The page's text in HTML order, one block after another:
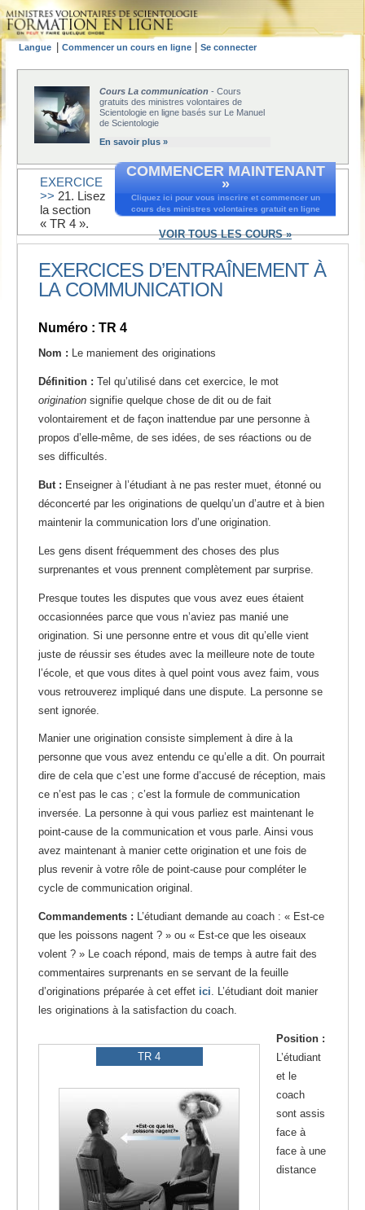
Langue Commencer un cours en ligne Se connecter
Cours La communication - Cours
gratuits des ministres volontaires de
Scientologie en ligne basés sur Le Manuel
de Scientologie
En savoir plus »
COMMENCER MAINTENANT
»
Cliquez ici pour vous inscrire et commencer un
cours des ministres volontaires gratuit en ligne
VOIR TOUS LES COURS »
EXERCICE
>> 21. Lisez
la section
« TR 4 ».
EXERCICES D’ENTRAÎNEMENT À
LA COMMUNICATION
Numéro : TR 4
Nom : Le maniement des originations
Définition : Tel qu’utilisé dans cet exercice, le mot
origination signifie quelque chose de dit ou de fait
volontairement et de façon inattendue par une personne à
propos d’elle-même, de ses idées, de ses réactions ou de
ses difficultés.
But : Enseigner à l’étudiant à ne pas rester muet, étonné ou
déconcerté par les originations de quelqu’un d’autre et à bien
maintenir la communication lors d’une origination.
Les gens disent fréquemment des choses des plus
surprenantes et vous prennent complètement par surprise.
Presque toutes les disputes que vous avez eues étaient
occasionnées parce que vous n’aviez pas manié une
origination. Si une personne entre et vous dit qu’elle vient
juste de réussir ses études avec la meilleure note de toute
l’école, et que vous dites à quel point vous avez faim, vous
vous retrouverez impliqué dans une dispute. La personne se
sent ignorée.
Manier une origination consiste simplement à dire à la
personne que vous avez entendu ce qu’elle a dit. On pourrait
dire de cela que c’est une forme d’accusé de réception, mais
ce n’est pas le cas ; c’est la formule de communication
inversée. La personne à qui vous parliez est maintenant le
point-cause de la communication et vous parle. Ainsi vous
avez maintenant à manier cette origination et une fois de
plus revenir à votre rôle de point-cause pour compléter le
cycle de communication original.
Commandements : L’étudiant demande au coach : « Est-ce
que les poissons nagent ? » ou « Est-ce que les oiseaux
volent ? » Le coach répond, mais de temps à autre fait des
commentaires surprenants en se servant de la feuille
d’originations préparée à cet effet ici. L’étudiant doit manier
les originations à la satisfaction du coach.
TR 4
Position :
L’étudiant
et le
coach
sont assis
face à
face à une
distance